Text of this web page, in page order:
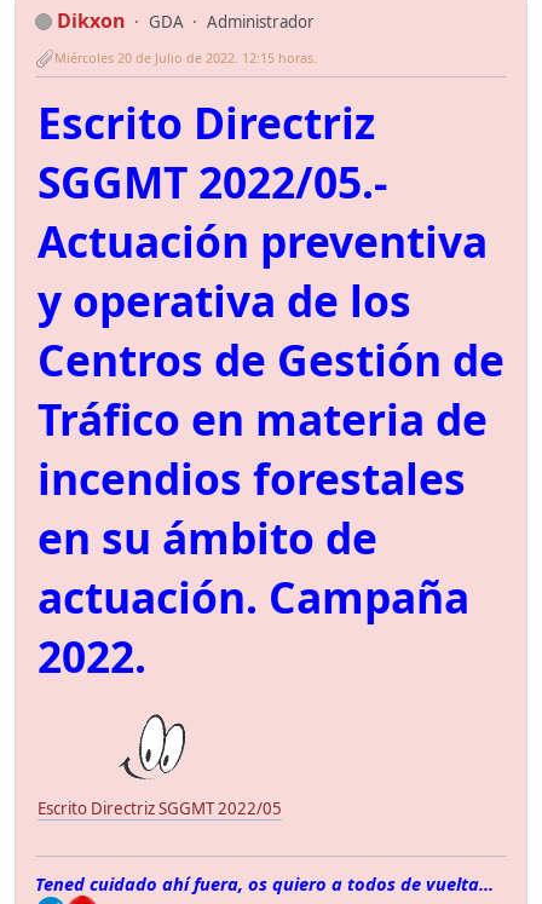
Dikxon GDA Administrador
Miércoles 20 de Julio de 2022. 12:15 horas.
Escrito Directriz
SGGMT 2022/05.-
Actuación preventiva
y operativa de los
Centros de Gestión de
Tráfico en materia de
incendios forestales
en su ámbito de
actuación. Campaña
2022.
Escrito Directriz SGGMT 2022/05
Tened cuidado ahí fuera, os quiero a todos de vuelta...